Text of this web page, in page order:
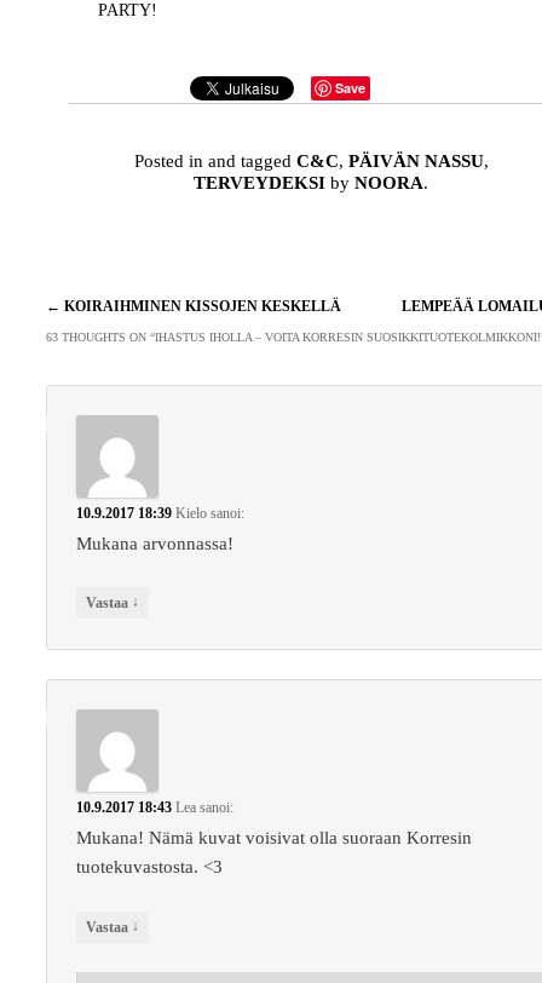
PARTY!
Save
Posted in and tagged C&C, PÄIVÄN NASSU,
TERVEYDEKSI byNOORA.
Artikkelien
selaus
← KOIRAIHMINEN KISSOJEN KESKELLÄ LEMPEÄÄ
63 THOUGHTS ON “IHASTUS IHOLLA – VOITA KORRESIN SUOSIKKITUOTEKOLMIKKONI!
10.9.2017 18:39 Kielo sanoi:
Mukana arvonnassa!
Vastaa ↓
10.9.2017 18:43 Lea sanoi:
Mukana! Nämä kuvat voisivat olla suoraan Korresin
tuotekuvastosta. <3
Vastaa ↓